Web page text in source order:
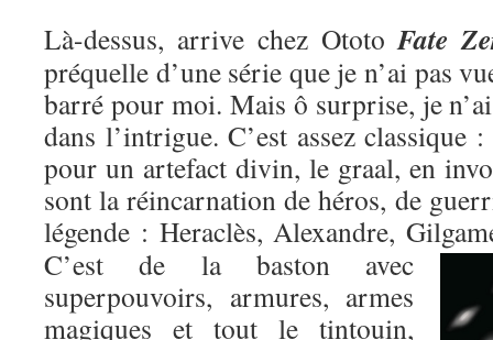
Là-dessus, arrive chez OtotoFate
préquelle d’une série que je n’ai pas
barré pour moi. Mais ô surprise, je
dans l’intrigue. C’est assez classique
pour un artefact divin, le graal, en
sont la réincarnation de héros, de
légende : Heraclès, Alexandre,
C’est de la baston avec
superpouvoirs, armures, armes
magiques et tout le tintouin,